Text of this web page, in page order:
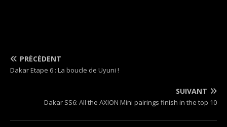
PRÉCÉDENT
Dakar Etape 6 : La boucle de Uyuni !
SUIVANT
Dakar SS6: All the AXION Mini pairings finish in the top 10